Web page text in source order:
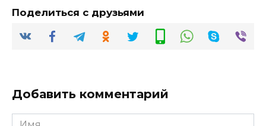
Поделиться с друзьями
Добавить комментарий
Имя